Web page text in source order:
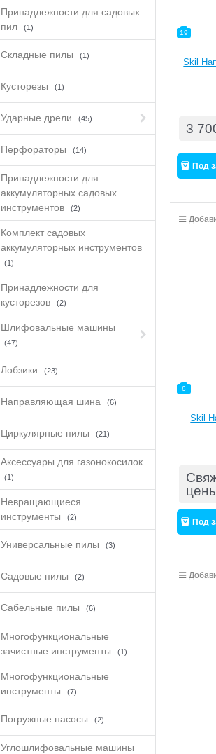
Принадлежности для садовых
пил
(1)
Складные пилы (1)
Кусторезы (1)
Ударные дрели (45)
Перфораторы (14)
Принадлежности для
аккумуляторных садовых
инструментов
(2)
Комплект садовых
аккумуляторных инструментов
(1)
Принадлежности для
кусторезов
(2)
Шлифовальные машины
(47)
Лобзики (23)
Направляющая шина (6)
Циркулярные пилы (21)
Аксессуары для газонокосилок
(1)
Невращающиеся
инструменты
(2)
Универсальные пилы (3)
Садовые пилы (2)
Сабельные пилы (6)
Многофункциональные
зачистные инструменты
(1)
Многофункциональные
инструменты
(7)
Погружные насосы (2)
Углошлифовальные машины
19
Skil
3
Под
6
Skil
Под